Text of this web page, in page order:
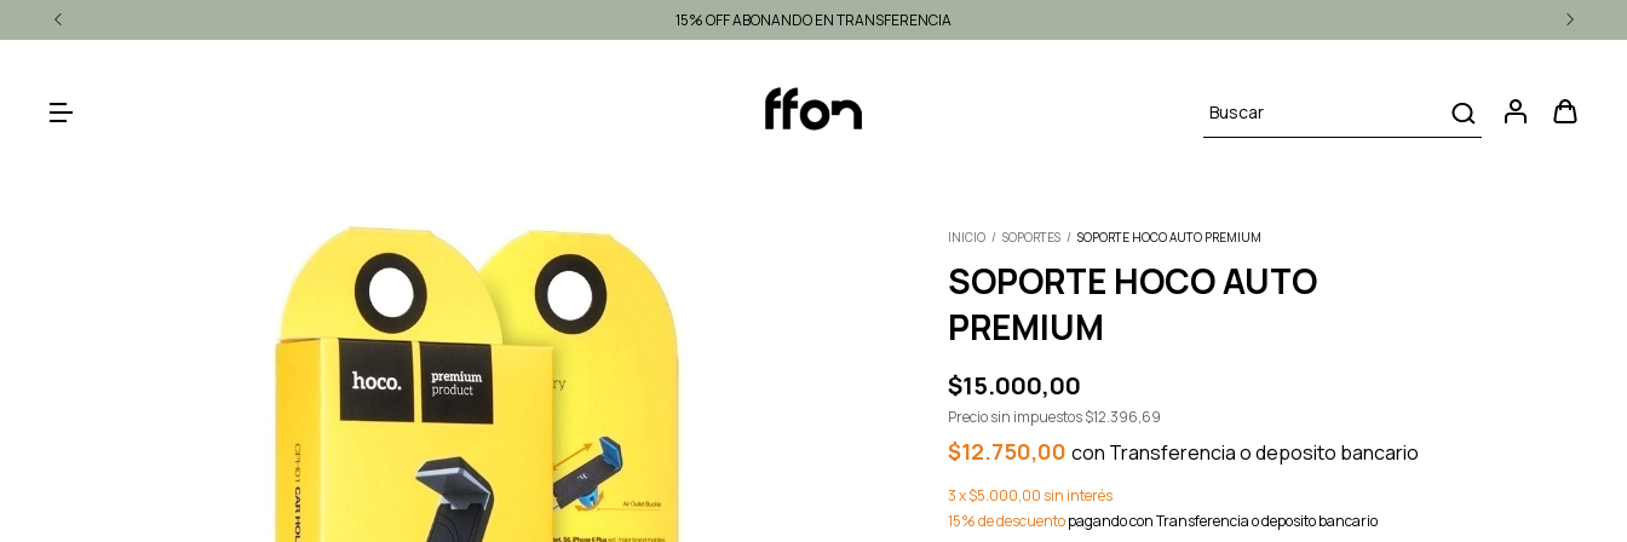
15% OFF ABONANDO EN TRANSFERENCIA
INICIO / SOPORTES / SOPORTE HOCO AUTO PREMIUM
SOPORTE HOCO AUTO
PREMIUM
$15.000,00
Precio sin impuestos$12.396,69
$12.750,00con Transferencia o deposito bancario
3x$5.000,00 sin interés
15% de descuentopagando con Transferencia o deposito bancario